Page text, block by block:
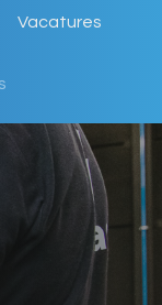
Vacatures